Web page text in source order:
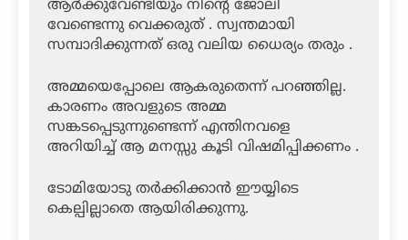
ആർക്കുവേണ്ടിയും നിന്റെ ജോലി
വേണ്ടെന്നു വെക്കരുത് . സ്വന്തമായി
സമ്പാദിക്കുന്നത് ഒരു വലിയ ധൈര്യം തരും .
അമ്മയെപ്പോലെ ആകരുതെന്ന് പറഞ്ഞില്ല.
കാരണം അവളുടെ അമ്മ
സങ്കടപ്പെടുന്നുണ്ടെന്ന് എന്തിനവളെ
അറിയിച്ച് ആ മനസ്സു കൂടി വിഷമിപ്പിക്കണം .
ടോമിയോടു തർക്കിക്കാൻ ഈയ്യിടെ
കെല്പില്ലാതെ ആയിരിക്കുന്നു.